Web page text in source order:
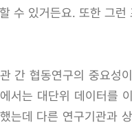
수 있거든요. 또한 그
간 협동연구의 중요성
서는 대단위 데이터를
는데 다른 연구기관과